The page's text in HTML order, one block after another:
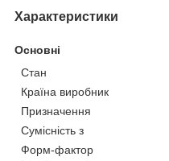
Характеристики
Основні
Стан
Країна виробник
Призначення
Сумісність з
Форм-фактор